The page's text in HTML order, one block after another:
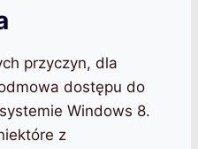
przyczyn, dla
dostępu do
Windows 8.
z